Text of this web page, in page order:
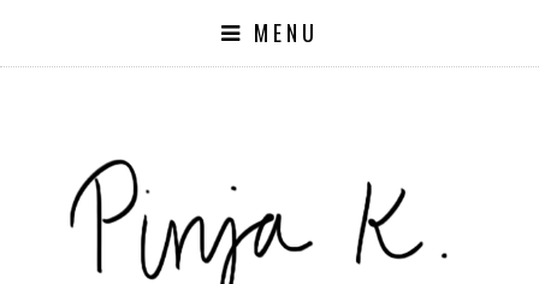
MENU